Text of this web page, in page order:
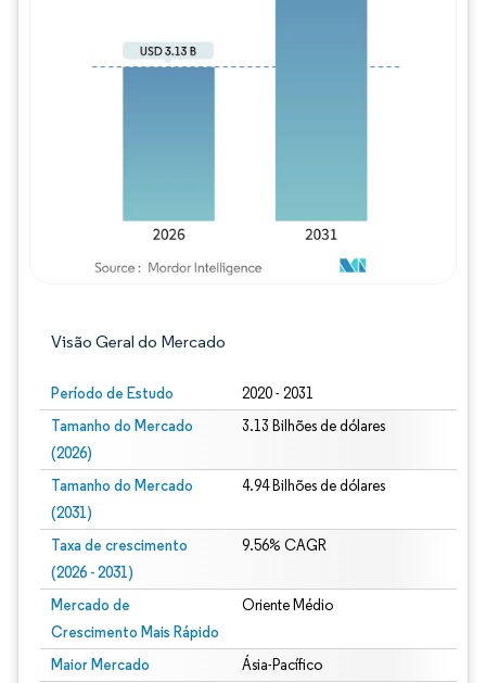
Visão Geral do Mercado
Período de Estudo 2020 - 2031
Tamanho do Mercado
(2026)
3.13 Bilhões de dólares
Tamanho do Mercado
(2031)
4.94 Bilhões de dólares
Taxa de crescimento
(2026 - 2031)
9.56% CAGR
Mercado de
Crescimento Mais Rápido
Oriente Médio
Maior Mercado Ásia-Pacífico